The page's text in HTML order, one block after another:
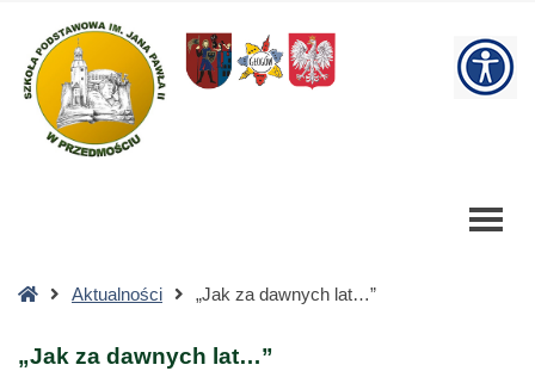
dawnych
lat..."
StronaAktualności „Jak za dawnych lat…”
„Jak za dawnych lat…”